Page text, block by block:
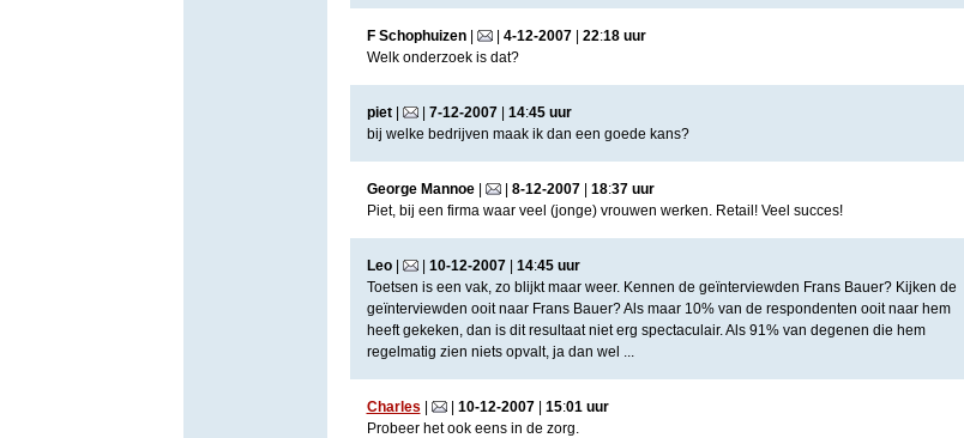
F Schophuizen| | 4-12-2007| 22:18 uur
Welk onderzoek is dat?
piet| | 7-12-2007| 14:45 uur
bij welke bedrijven maak ik dan een goede kans?
George Mannoe| | 8-12-2007| 18:37 uur
Piet, bij een firma waar veel (jonge) vrouwen werken. Retail! Veel succes!
Leo| | 10-12-2007| 14:45 uur
Toetsen is een vak, zo blijkt maar weer. Kennen de geïnterviewden Frans Bauer? Kijken de
geïnterviewden ooit naar Frans Bauer? Als maar 10% van de respondenten ooit naar hem
heeft gekeken, dan is dit resultaat niet erg spectaculair. Als 91% van degenen die hem
regelmatig zien niets opvalt, ja dan wel ...
Charles | 10-12-2007| 15:01 uur
Probeer het ook eens in de zorg.